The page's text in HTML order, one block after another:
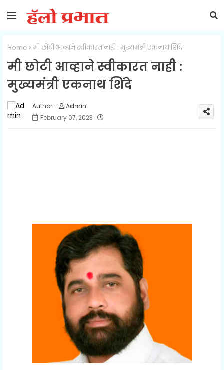
Home मी छोटी आव्हाने स्वीकारत नाही : मुख्यमंत्री एकनाथ शिंदे
मी छोटी आव्हाने स्वीकारत नाही :
मुख्यमंत्री एकनाथ शिंदे
Admin
February 07, 2023